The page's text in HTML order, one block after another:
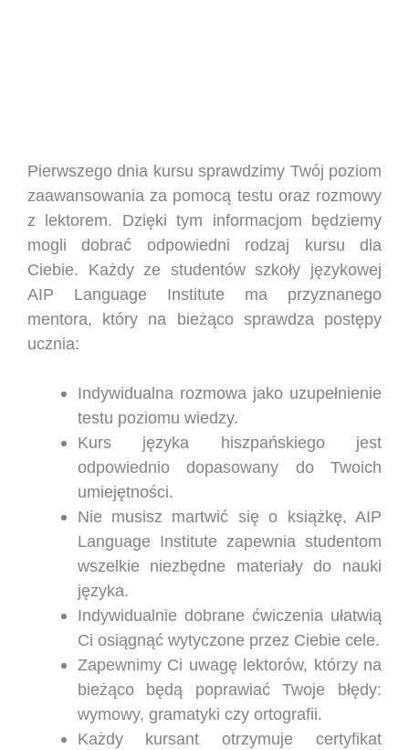
Pierwszego dnia kursu sprawdzimy Twój poziom
zaawansowania za pomocą testu oraz rozmowy
z lektorem. Dzięki tym informacjom będziemy
mogli dobrać odpowiedni rodzaj kursu dla
Ciebie. Każdy ze studentów szkoły językowej
AIP Language Institute ma przyznanego
mentora, który na bieżąco sprawdza postępy
ucznia:
Indywidualna rozmowa jako uzupełnienie
testu poziomu wiedzy.
Kurs języka hiszpańskiego jest
odpowiednio dopasowany do Twoich
umiejętności.
Nie musisz martwić się o książkę, AIP
Language Institute zapewnia studentom
wszelkie niezbędne materiały do nauki
języka.
Indywidualnie dobrane ćwiczenia ułatwią
Ci osiągnąć wytyczone przez Ciebie cele.
Zapewnimy Ci uwagę lektorów, którzy na
bieżąco będą poprawiać Twoje błędy:
wymowy, gramatyki czy ortografii.
Każdy kursant otrzymuje certyfikat